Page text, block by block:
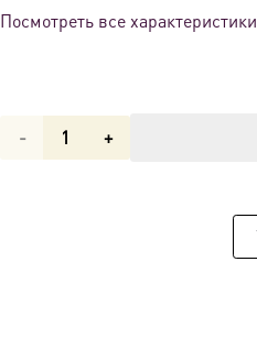
Посмотреть все характеристики
Количество